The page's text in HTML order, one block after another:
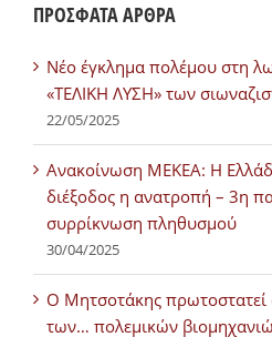
ΠΡΟΣΦΑΤΑ ΑΡΘΡΑ
Νέο έγκλημα πολέμου στη
«ΤΕΛΙΚΗ ΛΥΣΗ» των
22/05/2025
Ανακοίνωση ΜΕΚΕΑ: Η
διέξοδος η ανατροπή – 3η
συρρίκνωση πληθυσμού
30/04/2025
Ο Μητσοτάκης
των… πολεμικών